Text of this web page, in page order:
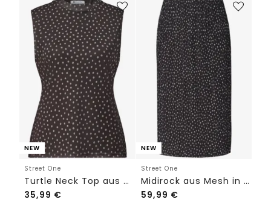
NEW
Street One
Turtle Neck Top aus Mesh mit Print
35,99 €
NEW
Street One
Midirock aus Mesh in Plisséestruktur
59,99 €